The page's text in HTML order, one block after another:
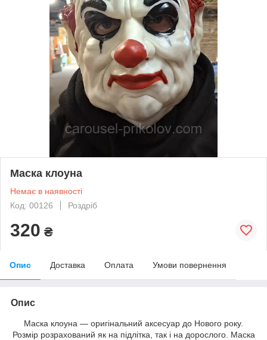
Маска клоуна
Немає в наявності
Код: 00126
Роздріб
320 ₴
Опис Доставка Оплата Умови повернення
Опис
Маска клоуна — оригінальний аксесуар до Нового року.
Розмір розрахований як на підлітка, так і на дорослого. Маска